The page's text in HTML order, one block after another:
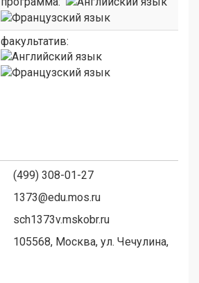
факультатив:
(499) 308-01-27
1373@edu.mos.ru
sch1373v.mskobr.ru
105568, Москва, ул. Чечулина,